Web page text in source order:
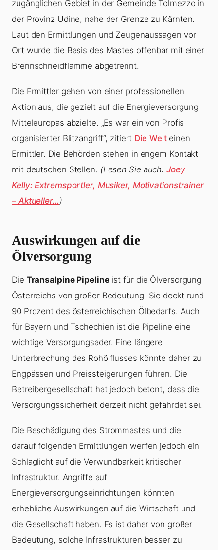
zugänglichen Gebiet in der Gemeinde Tolmezzo in
der Provinz Udine, nahe der Grenze zu Kärnten.
Laut den Ermittlungen und Zeugenaussagen vor
Ort wurde die Basis des Mastes offenbar mit einer
Brennschneidflamme abgetrennt.
Die Ermittler gehen von einer professionellen
Aktion aus, die gezielt auf die Energieversorgung
Mitteleuropas abzielte. „Es war ein von Profis
organisierter Blitzangriff“, zitiert Die Welteinen
Ermittler. Die Behörden stehen in engem Kontakt
mit deutschen Stellen. (Lesen Sie auch:Joey
Kelly: Extremsportler, Musiker, Motivationstrainer
– Aktueller…)
Auswirkungen auf die
Ölversorgung
Die Transalpine Pipelineist für die Ölversorgung
Österreichs von großer Bedeutung. Sie deckt rund
90 Prozent des österreichischen Ölbedarfs. Auch
für Bayern und Tschechien ist die Pipeline eine
wichtige Versorgungsader. Eine längere
Unterbrechung des Rohölflusses könnte daher zu
Engpässen und Preissteigerungen führen. Die
Betreibergesellschaft hat jedoch betont, dass die
Versorgungssicherheit derzeit nicht gefährdet sei.
Die Beschädigung des Strommastes und die
darauf folgenden Ermittlungen werfen jedoch ein
Schlaglicht auf die Verwundbarkeit kritischer
Infrastruktur. Angriffe auf
Energieversorgungseinrichtungen könnten
erhebliche Auswirkungen auf die Wirtschaft und
die Gesellschaft haben. Es ist daher von großer
Bedeutung, solche Infrastrukturen besser zu